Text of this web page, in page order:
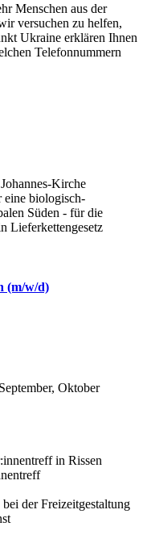
Menschen aus der
versuchen zu helfen,
Ukraine erklären Ihnen
Telefonnummern
Kirche
eine biologisch-
Süden - für die
Lieferkettengesetz
(m/w/d)
Oktober
in Rissen
der Freizeitgestaltung